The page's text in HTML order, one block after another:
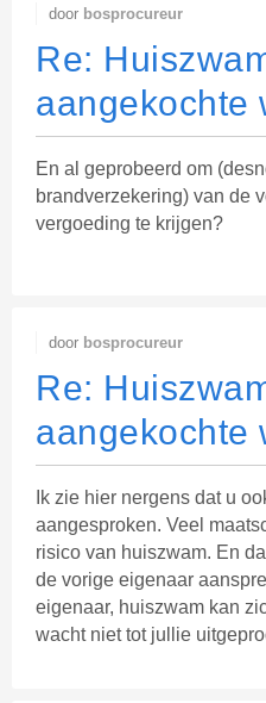
door bosprocureur
Re:
aangekochte
En al geprobeerd om
brandverzekering) van de
vergoeding te krijgen?
door bosprocureur
Re:
aangekochte
Ik zie hier nergens dat u
aangesproken. Veel
risico van huiszwam. En
de vorige eigenaar
eigenaar, huiszwam kan
wacht niet tot jullie